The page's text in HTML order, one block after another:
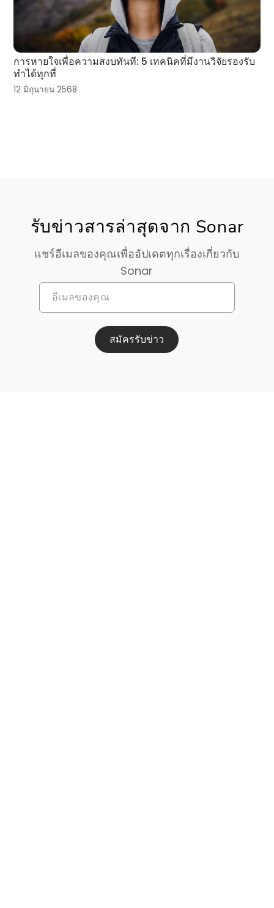
การหายใจเพื่อความสงบทันที: 5 เทคนิคที่มีงานวิจัยรองรับ
ทำได้ทุกที่
12 มิถุนายน 2568
รับข่าวสารล่าสุดจาก Sonar
แชร์อีเมลของคุณเพื่ออัปเดตทุกเรื่องเกี่ยวกับ
Sonar
สมัครรับข่าว